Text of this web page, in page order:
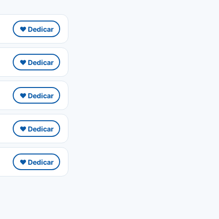
❤️ Dedicar
❤️ Dedicar
❤️ Dedicar
❤️ Dedicar
❤️ Dedicar